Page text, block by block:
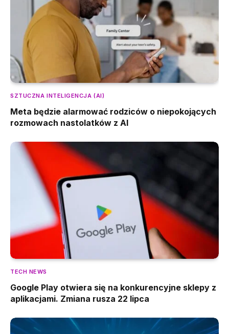
SZTUCZNA INTELIGENCJA (AI)
Meta będzie alarmować rodziców o niepokojących
rozmowach nastolatków z AI
TECH NEWS
Google Play otwiera się na konkurencyjne sklepy z
aplikacjami. Zmiana rusza 22 lipca